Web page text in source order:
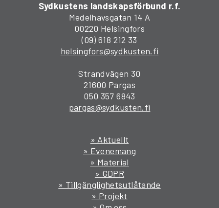
Sydkustens landskapsförbund r.f.
Medelhavsgatan 14 A
00220 Helsingfors
(09) 618 212 33
helsingfors@sydkusten.fi
Strandvägen 30
21600 Pargas
050 357 6843
pargas@sydkusten.fi
» Aktuellt
» Evenemang
» Material
» GDPR
» Tillgänglighetsutlåtande
» Projekt